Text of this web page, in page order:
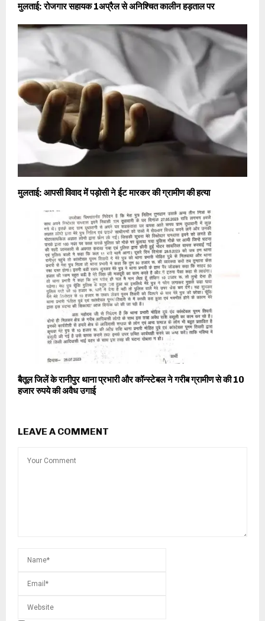
मुलताई: रोजगार सहायक 1अप्रैल से अनिश्चित कालीन हड़ताल पर
मुलताई: आपसी विवाद में पड़ोसी ने ईट मारकर की ग्रामीण की हत्या
बैतूल जिलें के रानीपुर थाना प्रभारी और कॉन्स्टेबल ने गरीब ग्रामीण से की 10
हजार रुपये की अवैध उगाई
LEAVE A COMMENT